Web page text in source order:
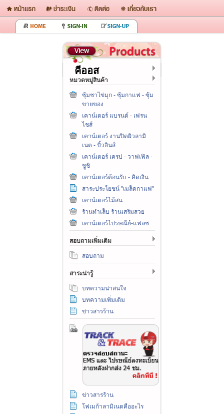
คีออส
หมวดหมู่สินค้า
ซุ้มชาไข่มุก - ซุ้มกาแฟ - ซุ้ม
ขายของ
เคาน์เตอร์ แบรนด์ - เฟรน
ไชส์
เคาน์เตอร์ งานปิดผิวลามิ
เนต - บิ้วอินส์
เคาน์เตอร์ เครป - วาฟเฟิล -
ซูชิ
เคาน์เตอร์ต้อนรับ - คิดเงิน
สาระประโยชน์ "เมล็ดกาแฟ"
เคาน์เตอร์ไม้สน
ร้านทำเล็บ ร้านเสริมสวย
เคาน์เตอร์ไปรษณีย์-แฟลช
สอบถามเพิ่มเติม
สอบถาม
สาระน่ารู้
บทความน่าสนใจ
บทความเพิ่มเติม
ข่าวสารร้าน
ข่าวสารร้าน
โฟเมก้าลามิเนตคืออะไร